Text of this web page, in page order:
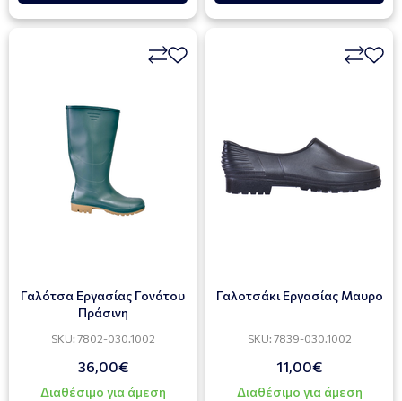
Γαλότσα Εργασίας Γονάτου
Πράσινη
SKU: 7802-030.1002
36,00€
Διαθέσιμο για άμεση
Γαλοτσάκι Εργασίας Μαυρο
SKU: 7839-030.1002
11,00€
Διαθέσιμο για άμεση